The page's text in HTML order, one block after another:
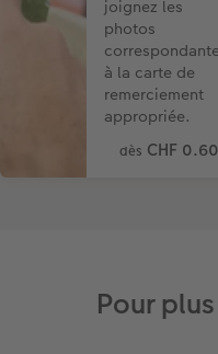
joignez les
photos
à la carte de
remerciement
appropriée.
dès CHF 0.60
Pour